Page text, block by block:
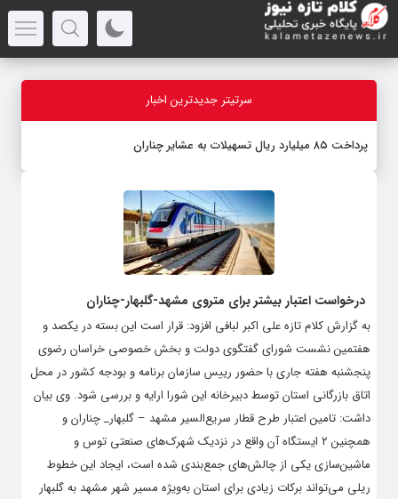
سرتیتر جدیدترین اخبار
پرداخت ۸۵ میلیارد ریال تسهیلات به عشایر چناران
درخواست اعتبار بیشتر برای متروی مشهد-گلبهار-چناران
به گزارش کلام تازه علی اکبر لبافی افزود: قرار است این بسته در یکصد و
هفتمین نشست شورای گفتگوی دولت و بخش خصوصی خراسان رضوی
پنجشنبه هفته جاری با حضور رییس سازمان برنامه و بودجه کشور در محل
اتاق بازرگانی استان توسط دبیرخانه این شورا ارایه و بررسی شود. وی بیان
داشت: تامین اعتبار طرح قطار سریع‌السیر مشهد – گلبهار_ چناران و
همچنین ۲ ایستگاه آن واقع در نزدیک شهرک‌های صنعتی توس و
ماشین‌سازی یکی از چالش‌های جمع‌بندی شده است، ایجاد این خطوط
ریلی می‌تواند برکات زیادی برای استان به‌ویژه مسیر شهر مشهد به گلبهار